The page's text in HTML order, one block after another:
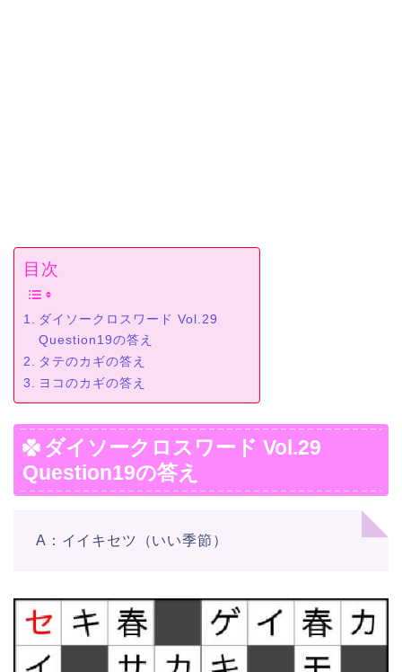
目次
ダイソークロスワード Vol.29
Question19の答え
タテのカギの答え
ヨコのカギの答え
ダイソークロスワード Vol.29
Question19の答え
A：イイキセツ（いい季節）